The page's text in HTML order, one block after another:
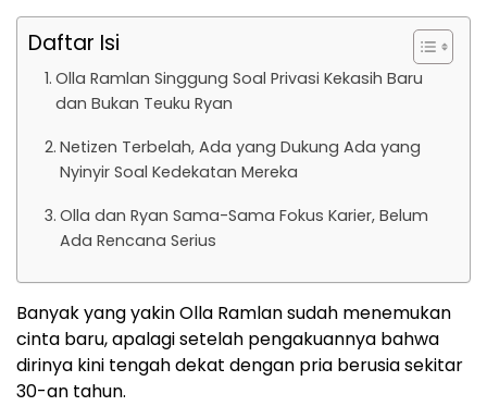
Daftar Isi
Olla Ramlan Singgung Soal Privasi Kekasih Baru
dan Bukan Teuku Ryan
Netizen Terbelah, Ada yang Dukung Ada yang
Nyinyir Soal Kedekatan Mereka
Olla dan Ryan Sama-Sama Fokus Karier, Belum
Ada Rencana Serius
Banyak yang yakin Olla Ramlan sudah menemukan
cinta baru, apalagi setelah pengakuannya bahwa
dirinya kini tengah dekat dengan pria berusia sekitar
30-an tahun.